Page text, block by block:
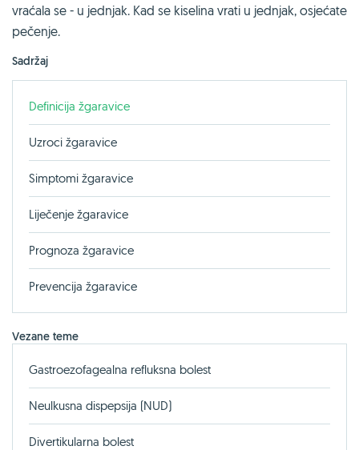
vraćala se - u jednjak. Kad se kiselina vrati u jednjak, osjećate
pečenje.
Sadržaj
Definicija žgaravice
Uzroci žgaravice
Simptomi žgaravice
Liječenje žgaravice
Prognoza žgaravice
Prevencija žgaravice
Vezane teme
Gastroezofagealna refluksna bolest
Neulkusna dispepsija (NUD)
Divertikularna bolest